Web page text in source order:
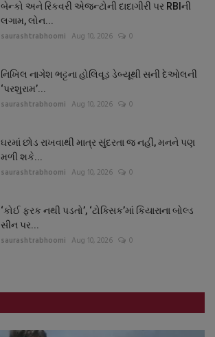
બેન્કો અને રિકવરી એજન્ટોની દાદાગીરી પર RBIની
લગામ, લોન...
saurashtrabhoomi Aug 10, 2026 0
નિખિલ નાગેશ ભટ્ટના હોલિવૂડ ડેબ્યૂથી સની દેઓલની
‘પરશુરામ’...
saurashtrabhoomi Aug 10, 2026 0
ઘરમાં છોડ રાખવાથી માત્ર સુંદરતા જ નહીં, મનને પણ
મળી શકે...
saurashtrabhoomi Aug 10, 2026 0
‘કોઈ ફરક નથી પડતો’, ‘ટોક્સિક’માં કિયારાના બોલ્ડ
સીન પર...
saurashtrabhoomi Aug 10, 2026 0